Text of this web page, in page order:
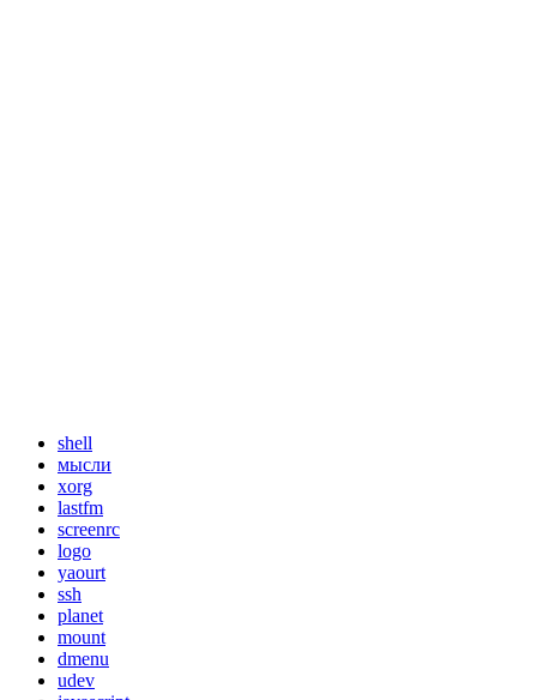
shell
мысли
xorg
lastfm
screenrc
logo
yaourt
ssh
planet
mount
dmenu
udev